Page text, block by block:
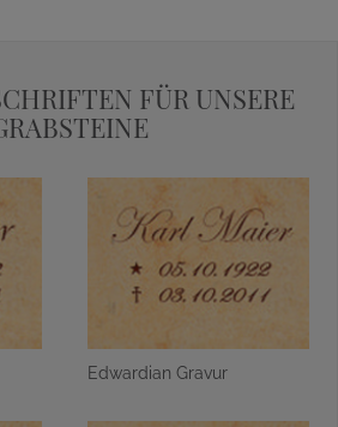
FÜR UNSERE
Edwardian Gravur